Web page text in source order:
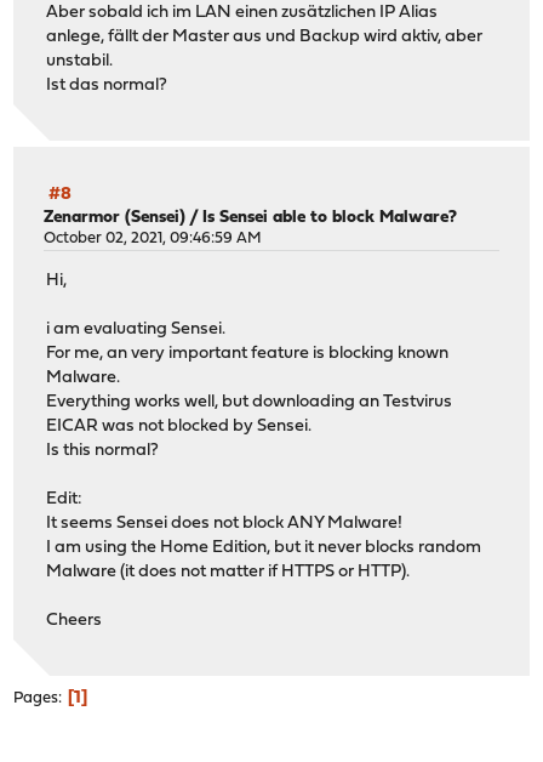
Aber sobald ich im LAN einen zusätzlichen IP Alias
anlege, fällt der Master aus und Backup wird aktiv, aber
unstabil.
Ist das normal?
#8
Zenarmor (Sensei) /Is Sensei able to block Malware?
October 02, 2021, 09:46:59 AM
Hi,
i am evaluating Sensei.
For me, an very important feature is blocking known
Malware.
Everything works well, but downloading an Testvirus
EICAR was not blocked by Sensei.
Is this normal?
Edit:
It seems Sensei does not block ANY Malware!
I am using the Home Edition, but it never blocks random
Malware (it does not matter if HTTPS or HTTP).
Cheers
Pages 1